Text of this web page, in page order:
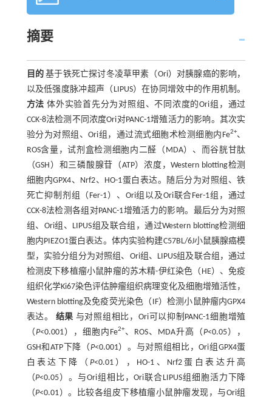
摘要
目的基于铁死亡探讨冬凌草甲素（Ori）对胰腺癌的影响，
以及低强度脉冲超声（LIPUS）在协同增效中的作用机制。
方法 体外实验首先分为对照组、不同浓度的Ori组，通过
CCK-8法检测不同浓度Ori对PANC-1增殖活力的影响。其次实
验分为对照组、Ori组，通过流式细胞术检测细胞内Fe2+、
ROS含量，试剂盒检测细胞内二醛（MDA）、而谷胱甘肽
（GSH）和三磷酸腺苷（ATP）浓度，Western blotting检测
细胞内GPX4、Nrf2、HO-1蛋白表达。随后分为对照组、铁
死亡抑制剂组（Fer-1）、Ori组以及Ori联合Fer-1组，通过
CCK-8法检测各组对PANC-1增殖活力的影响。最后分为对照
组、Ori组、LIPUS组及联合组，通过Western blotting检测细
胞内PIEZO1蛋白表达。体内实验构建C57BL/6J小鼠胰腺癌模
型，实验分组分为对照组、Ori组、LIPUS组及联合组，通过
检测皮下移植瘤小鼠肿瘤的苏木精-伊红染色（HE）、免疫
组织化学Ki67染色评估肿瘤组织病理变化及细胞增殖活性，
Western blotting及免疫荧光染色（IF）检测小鼠肿瘤内GPX4
表达。 结果 与对照组相比，Ori可以抑制PANC-1细胞增殖
（P<0.001），细胞内Fe2+、ROS、MDA升高（P<0.05），
GSH和ATP下降（P<0.001）。与对照组相比，Ori组GPX4蛋
白表达下降（ P<0.01），HO-1、Nrf2蛋白表达升高
（P<0.05）。与Ori组相比，Ori联合LIPUS组细胞活力下降
（P<0.01）。比较各组皮下移植瘤小鼠肿瘤发现，与Ori组